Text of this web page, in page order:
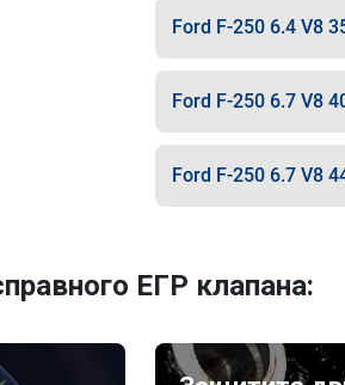
Ford F-250 6.4 V8
Ford F-250 6.7 V8
Ford F-250 6.7 V8
ЕГР клапана: